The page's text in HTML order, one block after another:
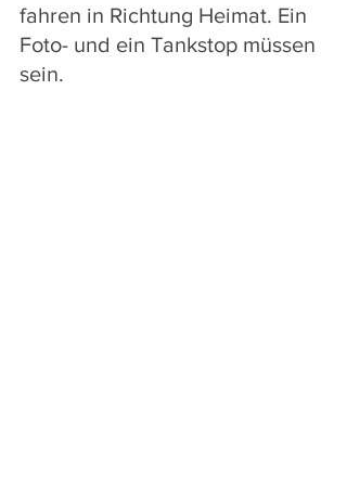
fahren in Richtung Heimat. Ein
Foto- und ein Tankstop müssen
sein.